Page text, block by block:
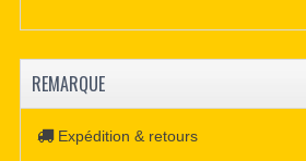
REMARQUE
Expédition & retours